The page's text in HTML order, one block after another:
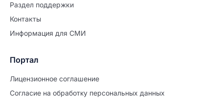
Раздел поддержки
Контакты
Информация для СМИ
Портал
Лицензионное соглашение
Согласие на обработĸу персональных данных